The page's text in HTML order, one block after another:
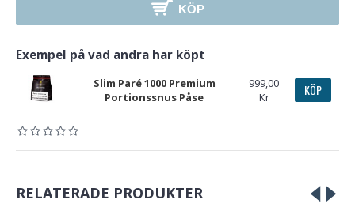
KÖP
Exempel på vad andra har köpt
Slim Paré 1000 Premium
Portionssnus Påse
999,00
Kr
KÖP
RELATERADE PRODUKTER